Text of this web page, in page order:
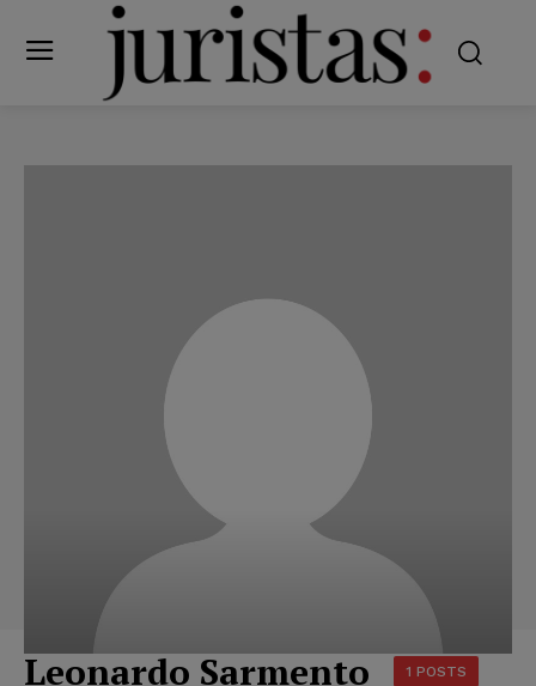
Leonardo Sarmento 1 POSTS